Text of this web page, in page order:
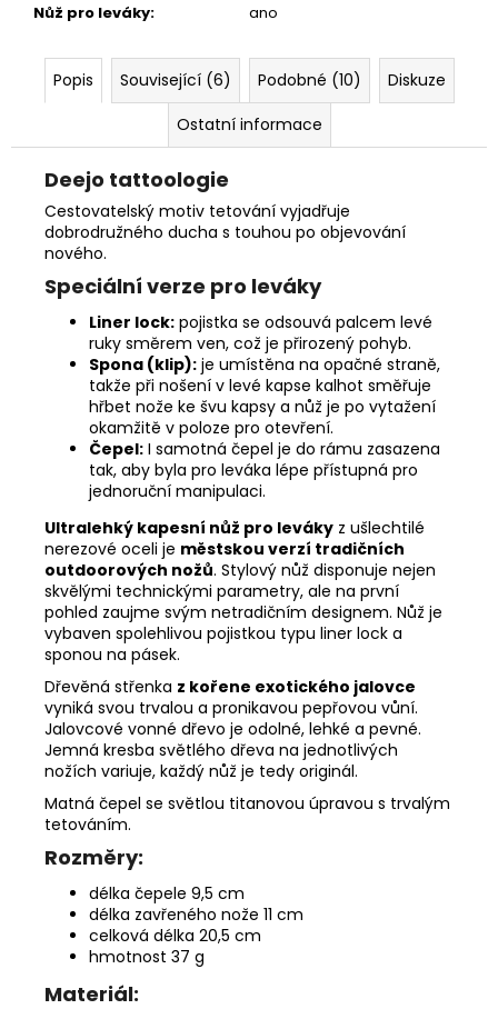
Nůž pro leváky: ano
Popis Související (6) Podobné (10)
Diskuze
Ostatní informace
Deejo tattoologie
Cestovatelský motiv tetování vyjadřuje
dobrodružného ducha s touhou po objevování
nového.
Speciální verze pro leváky
Liner lock: pojistka se odsouvá palcem levé
ruky směrem ven, což je přirozený pohyb.
Spona (klip): je umístěna na opačné straně,
takže při nošení v levé kapse kalhot směřuje
hřbet nože ke švu kapsy a nůž je po vytažení
okamžitě v poloze pro otevření.
Čepel: I samotná čepel je do rámu zasazena
tak, aby byla pro leváka lépe přístupná pro
jednoruční manipulaci.
Ultralehký kapesní nůž pro leváky z ušlechtilé
nerezové oceli je městskou verzí tradičních
outdoorových nožů. Stylový nůž disponuje nejen
skvělými technickými parametry, ale na první
pohled zaujme svým netradičním designem. Nůž je
vybaven spolehlivou pojistkou typu liner lock a
sponou na pásek.
Dřevěná střenka z kořene exotického jalovce
vyniká svou trvalou a pronikavou pepřovou vůní.
Jalovcové vonné dřevo je odolné, lehké a pevné.
Jemná kresba světlého dřeva na jednotlivých
nožích variuje, každý nůž je tedy originál.
Matná čepel se světlou titanovou úpravou s trvalým
tetováním.
Rozměry:
délka čepele 9,5 cm
délka zavřeného nože 11 cm
celková délka 20,5 cm
hmotnost 37 g
Materiál: